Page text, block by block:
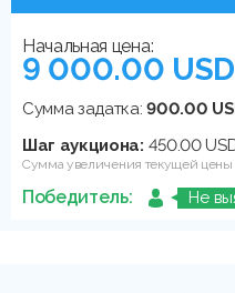
Начальная цена:
9 000.00 USD
Сумма задатка:900.00
Шаг аукциона: 450.00
Сумма увеличения текущей цены
Победитель: Не